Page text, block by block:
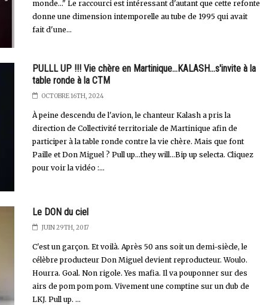
monde..." Le raccourci est intéressant d'autant que cette refonte
donne une dimension intemporelle au tube de 1995 qui avait
fait d'une...
PULLL UP !!! Vie chère en Martinique...KALASH...s'invite à la
table ronde à la CTM
OCTOBRE 16TH, 2024
À peine descendu de l'avion, le chanteur Kalash a pris la
direction de Collectivité territoriale de Martinique afin de
participer à la table ronde contre la vie chère. Mais que font
Paille et Don Miguel ? Pull up...they will...Bip up selecta. Cliquez
pour voir la vidéo :...
Le DON du ciel
JUIN 29TH, 2017
C'est un garçon. Et voilà. Après 50 ans soit un demi-siècle, le
célèbre producteur Don Miguel devient reproducteur. Woulo.
Hourra. Goal. Non rigole. Yes mafia. Il va pouponner sur des
airs de pom pom pom. Vivement une comptine sur un dub de
LKJ. Pull up. ...